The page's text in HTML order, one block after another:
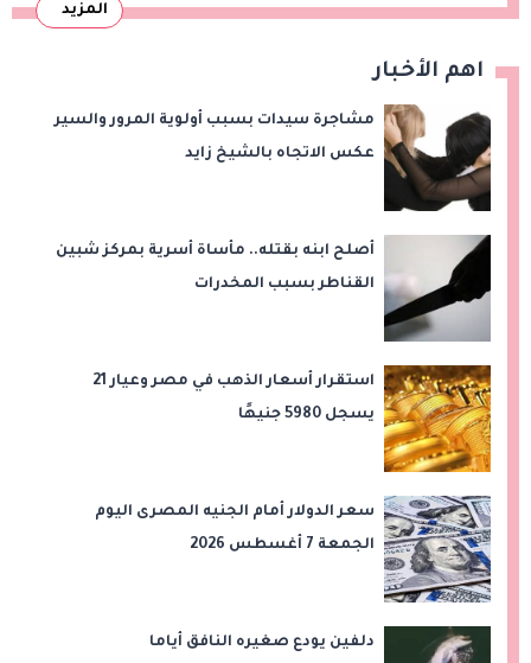
المزيد
اهم الأخبار
مشاجرة سيدات بسبب أولوية المرور والسير
عكس الاتجاه بالشيخ زايد
أصلح ابنه بقتله.. مأساة أسرية بمركز شبين
القناطر بسبب المخدرات
استقرار أسعار الذهب في مصر وعيار 21
يسجل 5980 جنيهًا
سعر الدولار أمام الجنيه المصرى اليوم
الجمعة 7 أغسطس 2026
دلفين يودع صغيره النافق أياما